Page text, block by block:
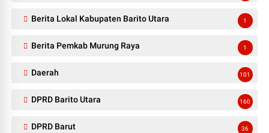
Berita Lokal Kabupaten Barito Utara 1
Berita Pemkab Murung Raya 1
Daerah 101
DPRD Barito Utara 160
DPRD Barut 36